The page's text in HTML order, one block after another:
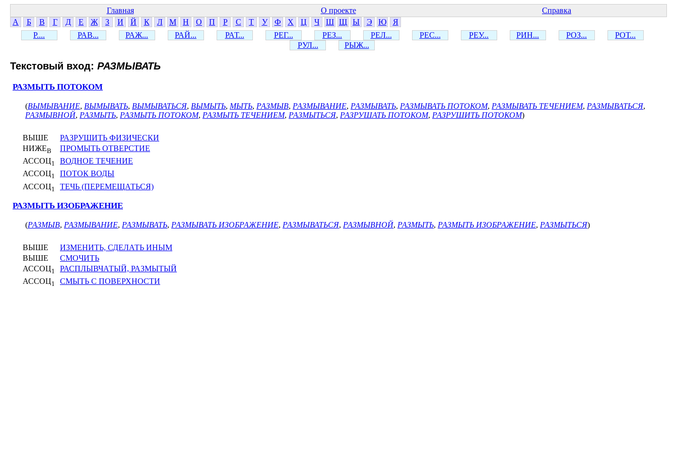
Главная О проекте
Справка
А
Б В Г Д Е Ж З И Й К Л М Н О П Р С Т У Ф Х Ц Ч Ш Щ Ы Э Ю
Я
Р....
РАВ... РАЖ... РАЙ... РАТ... РЕГ... РЕЗ... РЕЛ... РЕС... РЕУ... РИН... РОЗ...
РОТ...
РУЛ...
РЫЖ...
Текстовый вход: РАЗМЫВАТЬ
РАЗМЫТЬ ПОТОКОМ
(ВЫМЫВАНИЕ, ВЫМЫВАТЬ, ВЫМЫВАТЬСЯ, ВЫМЫТЬ, МЫТЬ, РАЗМЫВ, РАЗМЫВАНИЕ, РАЗМЫВАТЬ, РАЗМЫВАТЬ ПОТОКОМ, РАЗМЫВАТЬ ТЕЧЕНИЕМ, РАЗМЫВАТЬСЯ,
РАЗМЫВНОЙ, РАЗМЫТЬ, РАЗМЫТЬ ПОТОКОМ, РАЗМЫТЬ ТЕЧЕНИЕМ, РАЗМЫТЬСЯ, РАЗРУШАТЬ ПОТОКОМ, РАЗРУШИТЬ ПОТОКОМ)
ВЫШЕ
РАЗРУШИТЬ ФИЗИЧЕСКИ
НИЖЕВ
ПРОМЫТЬ ОТВЕРСТИЕ
АССОЦ1
ВОДНОЕ ТЕЧЕНИЕ
АССОЦ1
ПОТОК ВОДЫ
АССОЦ1 ТЕЧЬ (ПЕРЕМЕЩАТЬСЯ)
РАЗМЫТЬ ИЗОБРАЖЕНИЕ
(РАЗМЫВ, РАЗМЫВАНИЕ, РАЗМЫВАТЬ, РАЗМЫВАТЬ ИЗОБРАЖЕНИЕ, РАЗМЫВАТЬСЯ, РАЗМЫВНОЙ, РАЗМЫТЬ, РАЗМЫТЬ ИЗОБРАЖЕНИЕ, РАЗМЫТЬСЯ)
ВЫШЕ
ИЗМЕНИТЬ, СДЕЛАТЬ ИНЫМ
ВЫШЕ
СМОЧИТЬ
АССОЦ1
РАСПЛЫВЧАТЫЙ, РАЗМЫТЫЙ
АССОЦ1 СМЫТЬ С ПОВЕРХНОСТИ